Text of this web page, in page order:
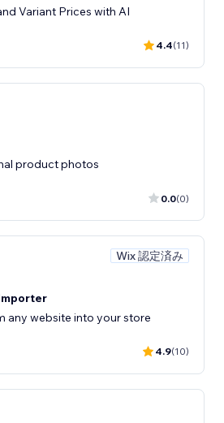
Variant Prices with AI
4.4(11)
product photos
0.0(0)
Wix 認定済み
any website into your store
4.9(10)